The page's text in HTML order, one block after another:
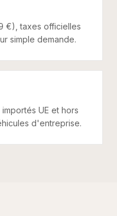
€), taxes officielles
simple demande.
UE et hors
d'entreprise.